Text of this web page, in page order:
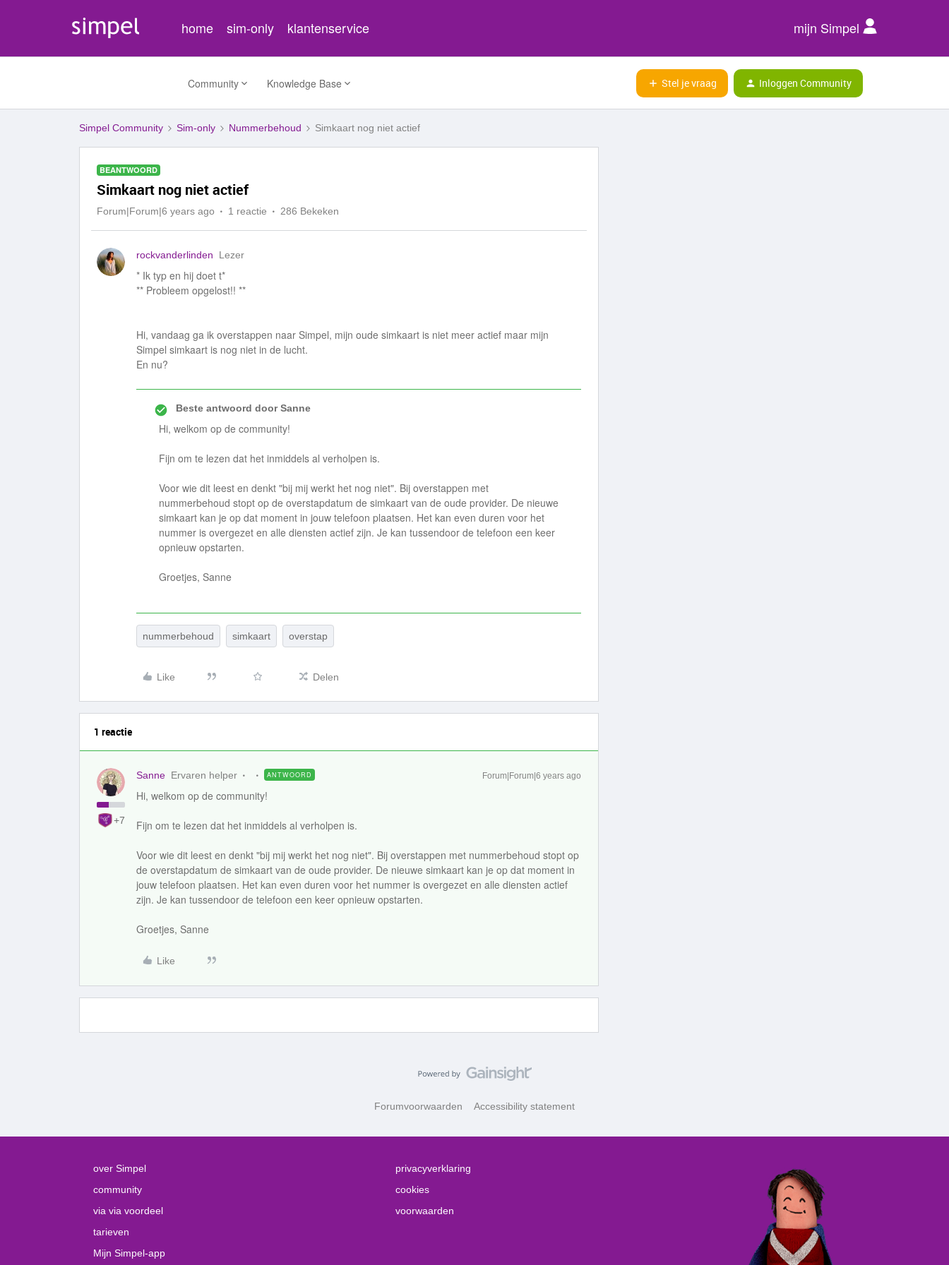
home sim-only klantenservice mijn Simpel
Community Knowledge Base Stel je vraag Inloggen Community
Simpel Community Sim-only Nummerbehoud Simkaart nog niet actief
BEANTWOORD
Simkaart nog niet actief
Forum|Forum|6 years ago 1 reactie 286 Bekeken
rockvanderlinden Lezer
* Ik typ en hij doet t*
** Probleem opgelost!! **
Hi, vandaag ga ik overstappen naar Simpel, mijn oude simkaart is niet meer actief maar mijn
Simpel simkaart is nog niet in de lucht.
En nu?
Beste antwoord doorSanne
Hi, welkom op de community!
Fijn om te lezen dat het inmiddels al verholpen is.
Voor wie dit leest en denkt "bij mij werkt het nog niet". Bij overstappen met
nummerbehoud stopt op de overstapdatum de simkaart van de oude provider. De nieuwe
simkaart kan je op dat moment in jouw telefoon plaatsen. Het kan even duren voor het
nummer is overgezet en alle diensten actief zijn. Je kan tussendoor de telefoon een keer
opnieuw opstarten.
Groetjes, Sanne
nummerbehoud simkaart overstap
Like Delen
1 reactie
+7
Sanne Ervaren helper ANTWOORD Forum|Forum|6 years ago
Hi, welkom op de community!
Fijn om te lezen dat het inmiddels al verholpen is.
Voor wie dit leest en denkt "bij mij werkt het nog niet". Bij overstappen met nummerbehoud stopt op
de overstapdatum de simkaart van de oude provider. De nieuwe simkaart kan je op dat moment in
jouw telefoon plaatsen. Het kan even duren voor het nummer is overgezet en alle diensten actief
zijn. Je kan tussendoor de telefoon een keer opnieuw opstarten.
Groetjes, Sanne
Like
Forumvoorwaarden Accessibility statement
over Simpel
community
via via voordeel
tarieven
Mijn Simpel-app
privacyverklaring
cookies
voorwaarden